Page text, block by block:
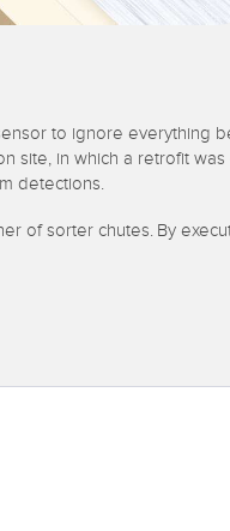
to ignore everything
in which a retrofit
detections.
of sorter chutes. By